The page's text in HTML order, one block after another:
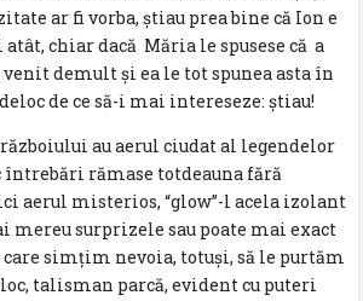
ar fi vorba, ştiau prea bine că Ion e
chiar dacă Măria le spusese că a
demult şi ea le tot spunea asta în
de ce să-i mai intereseze: ştiau!
au aerul ciudat al legendelor
întrebări rămase totdeauna fără
aerul misterios, “glow”-l acela izolant
surprizele sau poate mai exact
simţim nevoia, totuşi, să le purtăm
talisman parcă, evident cu puteri